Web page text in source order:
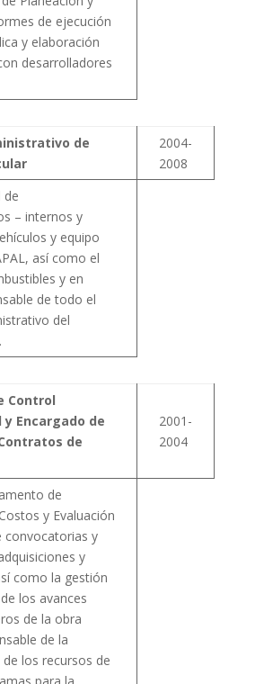
de ejecución
y elaboración
desarrolladores
de
2004-
2008
de
– internos y
y equipo
así como el
y en
de todo el
del
Control
Encargado de
de
2001-
2004
de
y Evaluación
convocatorias y
y
como la gestión
los avances
de la obra
de la
los recursos de
para la